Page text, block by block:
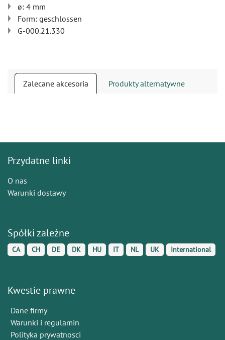
ø: 4 mm
Form: geschlossen
G-000.21.330
Zalecane akcesoria Produkty alternatywne
Przydatne linki
O nas
Warunki dostawy
Spółki zależne
CA CH DE DK HU IT NL UK International
Kwestie prawne
Dane firmy
Warunki i regulamin
Polityka prywatnosci